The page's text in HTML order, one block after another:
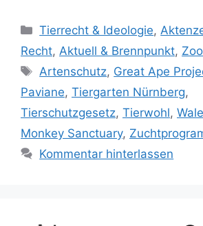
K
a
e
g
o
r
i
Tierrecht & Ideologie,
Recht, Aktuell & Brennpunkt,
S
c
l
a
g
t
Artenschutz, Great Ape
Paviane, Tiergarten Nürnberg,
Tierschutzgesetz, Tierwohl,
Monkey Sanctuary,
Kommentar hinterlassen